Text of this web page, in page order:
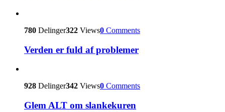
780 Delinger322 Views0 Comments
Verden er fuld af problemer
928 Delinger342 Views0 Comments
Glem ALT om slankekuren